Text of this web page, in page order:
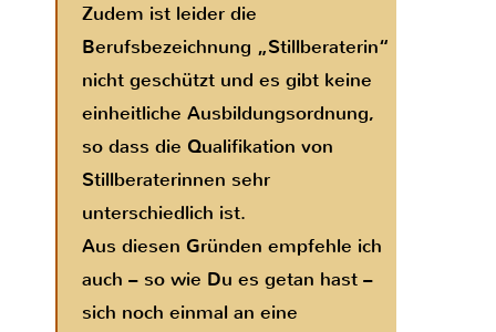
Zudem ist leider die
Berufsbezeichnung „Stillberaterin“
nicht geschützt und es gibt keine
einheitliche Ausbildungsordnung,
so dass die Qualifikation von
Stillberaterinnen sehr
unterschiedlich ist.
Aus diesen Gründen empfehle ich
auch – so wie Du es getan hast –
sich noch einmal an eine